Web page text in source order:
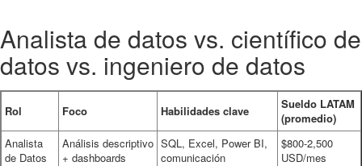
Analista de datos vs. científico de
datos vs. ingeniero de datos
Rol Foco Habilidades clave
Sueldo LATAM
(promedio)
Analista
de Datos
Análisis descriptivo
+ dashboards
SQL, Excel, Power BI,
comunicación
$800-2,500
USD/mes